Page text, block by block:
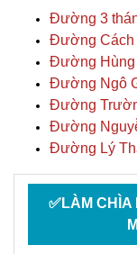
Đường 3
Đường Cách
Đường Hùng
Đường Ngô
Đường
Đường
Đường Lý
✅LÀM CHÌA